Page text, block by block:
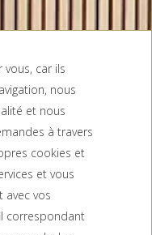
car ils
nous
et nous
à travers
cookies et
et vous
vos
correspondant